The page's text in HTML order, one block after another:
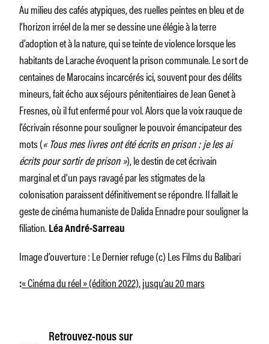
Au milieu des cafés atypiques, des ruelles peintes en bleu et de
l’horizon irréel de la mer se dessine une élégie à la terre
d’adoption et à la nature, qui se teinte de violence lorsque les
habitants de Larache évoquent la prison communale. Le sort de
centaines de Marocains incarcérés ici, souvent pour des délits
mineurs, fait écho aux séjours pénitentiaires de Jean Genet à
Fresnes, où il fut enfermé pour vol. Alors que la voix rauque de
l’écrivain résonne pour souligner le pouvoir émancipateur des
mots (« Tous mes livres ont été écrits en prison : je les ai
écrits pour sortir de prison »), le destin de cet écrivain
marginal et d’un pays ravagé par les stigmates de la
colonisation paraissent définitivement se répondre. Il fallait le
geste de cinéma humaniste de Dalida Ennadre pour souligner la
filiation. Léa André-Sarreau
Image d’ouverture : Le Dernier refuge (c) Les Films du Balibari
:« Cinéma du réel » (édition 2022), jusqu’au 20 mars
Retrouvez-nous sur